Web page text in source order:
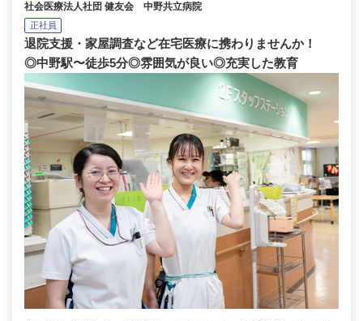
社会医療法人社団 健友会 中野共立病院
正社員
退院支援・家屋調査など在宅医療に携わりませんか！
◎中野駅〜徒歩5分◎雰囲気が良い◎充実した教育